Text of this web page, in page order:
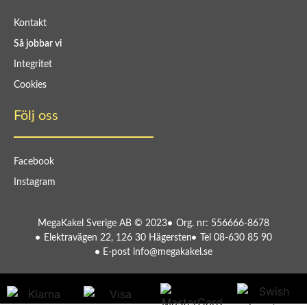
Kontakt
Så jobbar vi
Integritet
Cookies
Följ oss
Facebook
Instagram
MegaKakel Sverige AB © 2023
Org. nr: 556666-8678
Elektravägen 22, 126 30 Hägersten
Tel 08-630 85 90
E-post info@megakakel.se